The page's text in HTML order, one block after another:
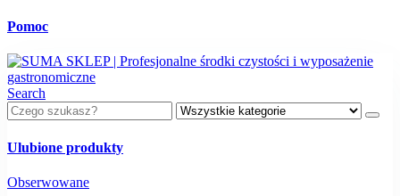
Pomoc
Search
Ulubione produkty
Obserwowane